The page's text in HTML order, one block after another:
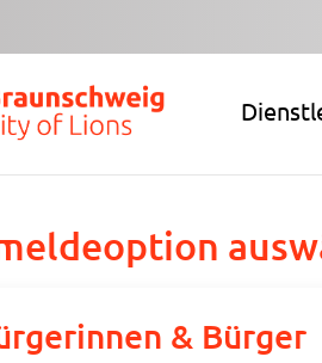
& Bürger